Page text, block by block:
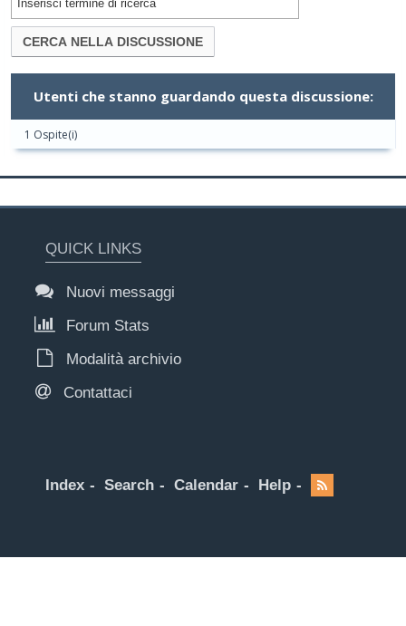
Utenti che stanno guardando questa discussione:
1 Ospite(i)
QUICK LINKS
Nuovi messaggi
Forum Stats
Modalità archivio
Contattaci
Index Search Calendar Help